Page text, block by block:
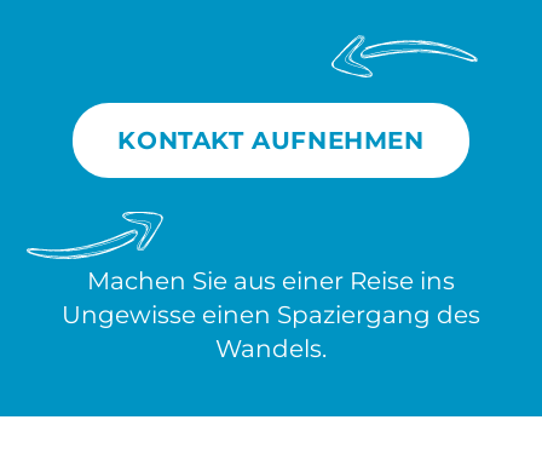
KONTAKT AUFNEHMEN
Machen Sie aus einer Reise ins
Ungewisse einen Spaziergang des
Wandels.